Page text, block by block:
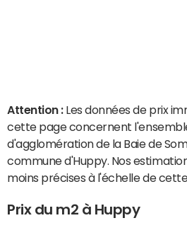
Attention : Les données de prix
cette page concernent
d'agglomération de la Baie de
commune d'Huppy. Nos
moins précises à l'échelle de
Prix du m2 à Huppy